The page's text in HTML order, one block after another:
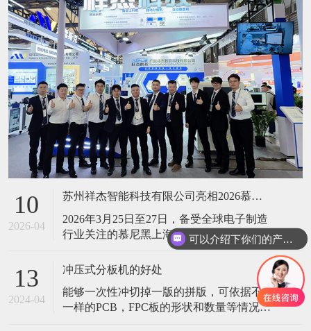
10
2026-04
苏州祥杰智能科技有限公司亮相2026慕尼黑上海电子生产设备展，智启电子智造新征程
2026年3月25日至27日，备受全球电子制造
行业关注的慕尼黑上海电子生产设备展
（productronica Shanghai）在上海新国际博
览中心圆满落幕。本次展会汇聚了1156家
行业展商，展示面积近10万平方米，吸引
了67184名专业观众莅临参观，成为亚洲区
域电子制造技术交流及产业协同合作的重
13
2024-04
冲压式分板机的好处
能够一次性冲切掉一版的拼版，可依据不
一样的PCB，FPC板的形状和数量等情况来
可以介绍下你们的产品么